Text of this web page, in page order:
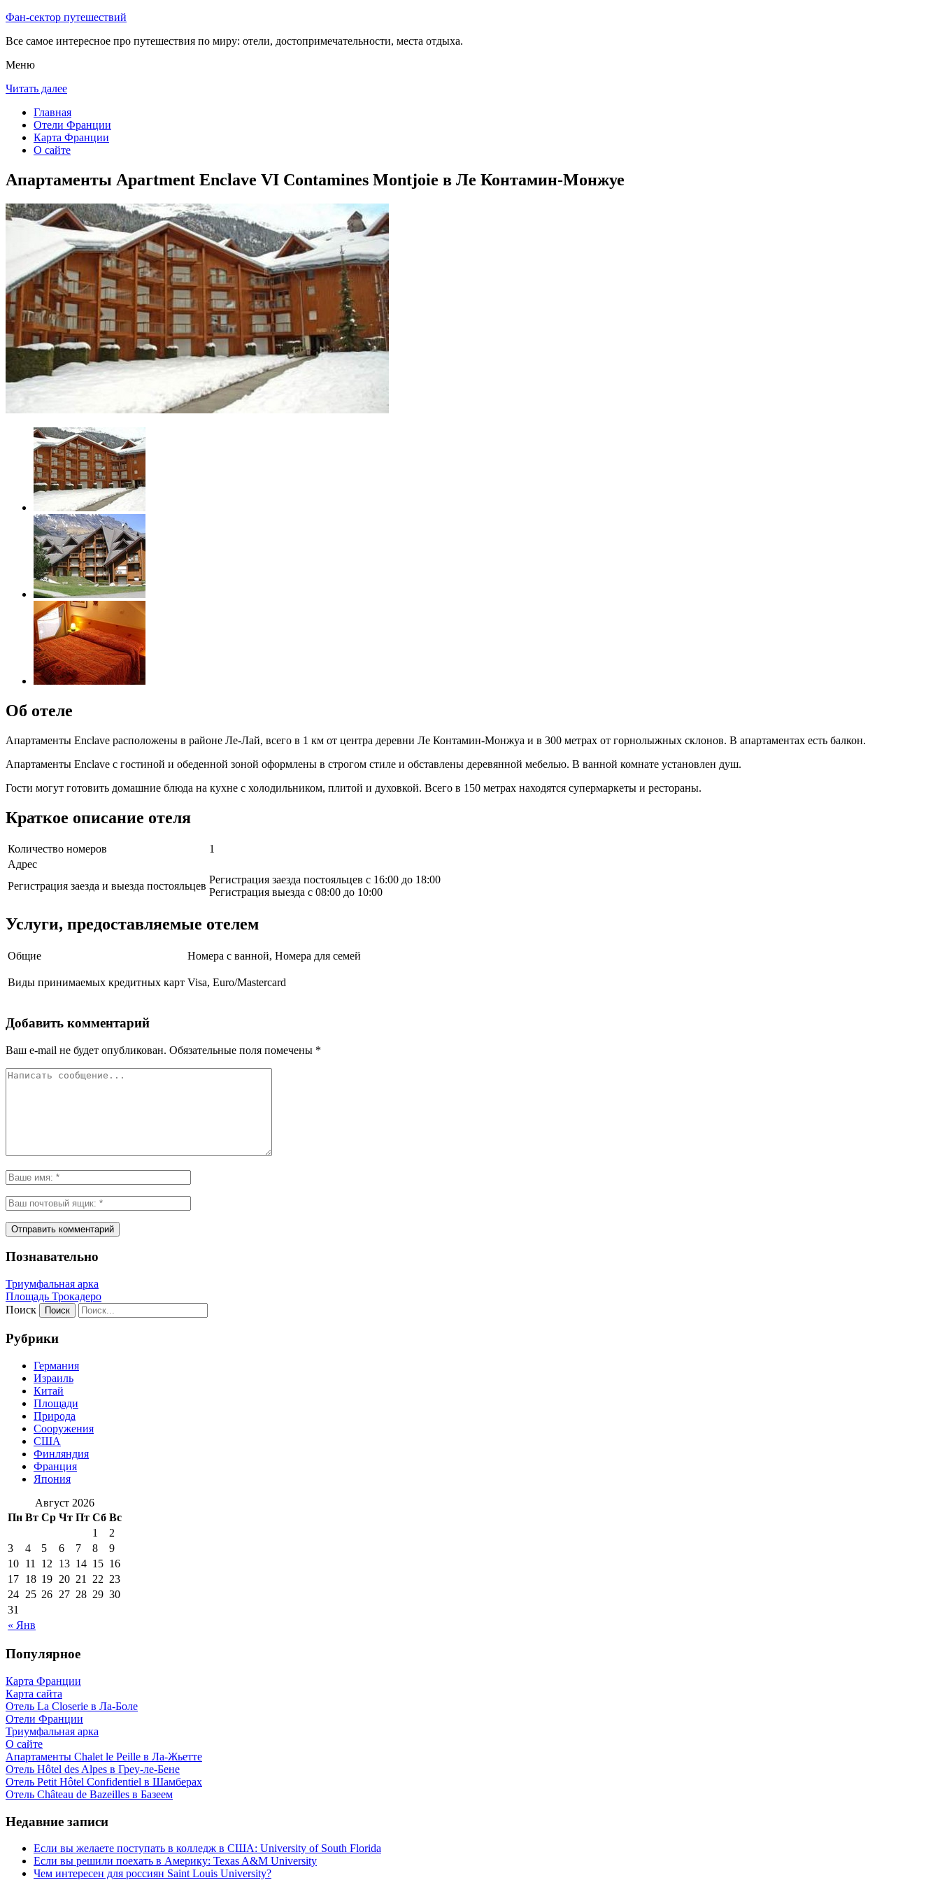
Фан-сектор путешествий
Все самое интересное про путешествия по миру: отели, достопримечательности, места отдыха.
Меню
Читать далее
Главная
Отели Франции
Карта Франции
О сайте
Апартаменты Apartment Enclave VI Contamines Montjoie в Ле Контамин-Монжуе
Об отеле
Апартаменты Enclave расположены в районе Ле-Лай, всего в 1 км от центра деревни Ле Контамин-Монжуа и в 300 метрах от горнолыжных склонов. В апартаментах есть балкон.
Апартаменты Enclave с гостиной и обеденной зоной оформлены в строгом стиле и обставлены деревянной мебелью. В ванной комнате установлен душ.
Гости могут готовить домашние блюда на кухне с холодильником, плитой и духовкой. Всего в 150 метрах находятся супермаркеты и рестораны.
Краткое описание отеля
Количество номеров
1
Адрес
Регистрация заезда и выезда постояльцев
Регистрация заезда постояльцев с 16:00 до 18:00
Регистрация выезда с 08:00 до 10:00
Услуги, предоставляемые отелем
Общие Номера с ванной, Номера для семей
Виды принимаемых кредитных карт Visa, Euro/Mastercard
Добавить комментарий
Ваш e-mail не будет опубликован. Обязательные поля помечены *
Познавательно
Триумфальная арка
Площадь Трокадеро
Поиск
Рубрики
Германия
Израиль
Китай
Площади
Природа
Сооружения
США
Финляндия
Франция
Япония
Август 2026
Пн Вт Ср Чт Пт Сб Вс
« Янв
1
2
3
4 5 6 7 8
9
10 11 12 13 14 15 16
17 18 19 20 21 22 23
24 25 26 27 28 29 30
31
Популярное
Карта Франции
Карта сайта
Отель La Closerie в Ла-Боле
Отели Франции
Триумфальная арка
О сайте
Апартаменты Chalet le Peille в Ла-Жьетте
Отель Hôtel des Alpes в Греу-ле-Бене
Отель Petit Hôtel Confidentiel в Шамберах
Отель Château de Bazeilles в Базеем
Недавние записи
Если вы желаете поступать в колледж в США: University of South Florida
Если вы решили поехать в Америку: Texas A&M University
Чем интересен для россиян Saint Louis University?